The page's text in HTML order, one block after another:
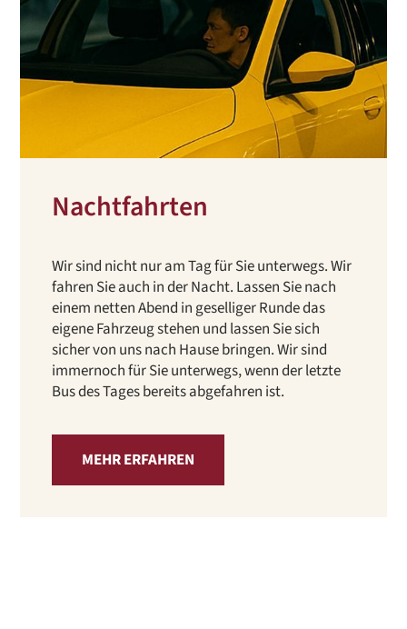
Nachtfahrten
Wir sind nicht nur am Tag für Sie unterwegs. Wir
fahren Sie auch in der Nacht. Lassen Sie nach
einem netten Abend in geselliger Runde das
eigene Fahrzeug stehen und lassen Sie sich
sicher von uns nach Hause bringen. Wir sind
immernoch für Sie unterwegs, wenn der letzte
Bus des Tages bereits abgefahren ist.
MEHR ERFAHREN